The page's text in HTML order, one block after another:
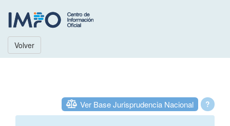
Volver
?
Ver Base Jurisprudencia Nacional